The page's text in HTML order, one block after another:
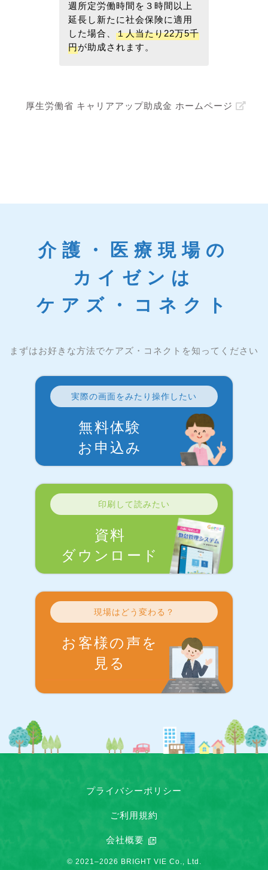
週所定労働時間を３時間以上
延長し新たに社会保険に適用
した場合、 １人当たり22万5千
円が助成されます。
厚生労働省 キャリアアップ助成金 ホームページ
介護・医療現場の
カイゼンは
ケアズ・コネクト
まずはお好きな方法でケアズ・コネクトを知ってください
実際の画面をみたり操作したい
無料体験
お申込み
印刷して読みたい
資料
ダウンロード
現場はどう変わる？
お客様の声を
見る
プライバシーポリシー
ご利用規約
会社概要
© 2021–2026 BRIGHT VIE Co., Ltd.